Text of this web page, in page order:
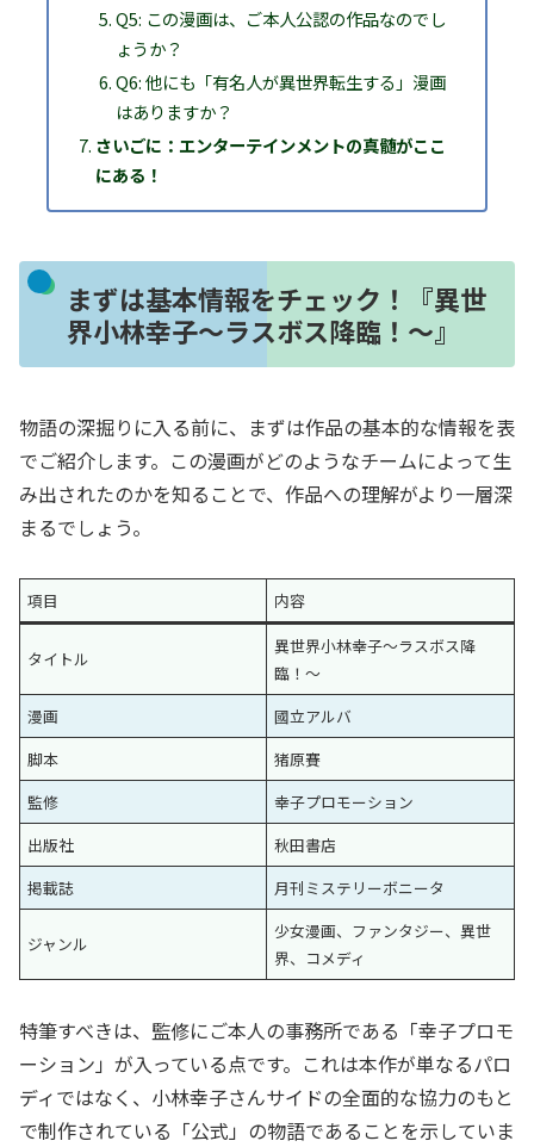
Q5: この漫画は、ご本人公認の作品なのでし
ょうか？
Q6: 他にも「有名人が異世界転生する」漫画
はありますか？
さいごに：エンターテインメントの真髄がここ
にある！
まずは基本情報をチェック！『異世
界小林幸子～ラスボス降臨！～』
物語の深掘りに入る前に、まずは作品の基本的な情報を表
でご紹介します。この漫画がどのようなチームによって生
み出されたのかを知ることで、作品への理解がより一層深
まるでしょう。
項目 内容
タイトル
異世界小林幸子～ラスボス降
臨！～
漫画
國立アルバ
脚本
猪原賽
監修
幸子プロモーション
出版社
秋田書店
掲載誌
月刊ミステリーボニータ
ジャンル
少女漫画、ファンタジー、異世
界、コメディ
特筆すべきは、監修にご本人の事務所である「幸子プロモ
ーション」が入っている点です。これは本作が単なるパロ
ディではなく、小林幸子さんサイドの全面的な協力のもと
で制作されている「公式」の物語であることを示していま